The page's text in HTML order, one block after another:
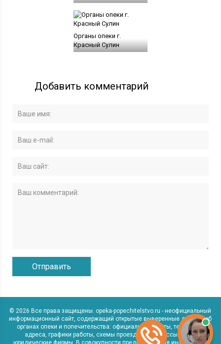
Органы опеки г.
Красный Сулин
Добавить комментарий
© 2026 Все права защищены. opeka-popechitelstvo.ru - неофициальный
информационный сайт, содержащий открытые выверенные данные об
органах опеки и попечительства: официальные сайты, телефоны,
адреса, графики работы, схемы проезда, а также ссылки на
юридические фирмы. В совокупности представленная информация